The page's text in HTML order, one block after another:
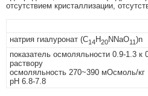
отсутствием кристаллизации,
натрия гиалуронат (C14H20NNaO11)n
показатель осмоляльности 0.9-1.3 к
раствору
осмоляльность 270~390 мОсмоль/кг
pH 6.8-7.8